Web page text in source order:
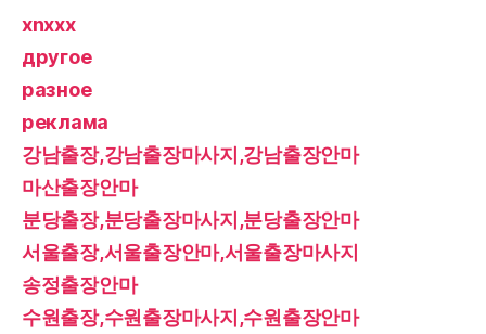
xnxxx
другое
разное
реклама
강남출장,강남출장마사지,강남출장안마
마산출장안마
분당출장,분당출장마사지,분당출장안마
서울출장,서울출장안마,서울출장마사지
송정출장안마
수원출장,수원출장마사지,수원출장안마